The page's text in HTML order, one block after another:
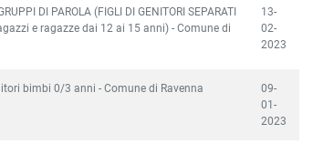
DI PAROLA (FIGLI DI GENITORI SEPARATI
e ragazze dai 12 ai 15 anni) - Comune di
13-
02-
2023
bimbi 0/3 anni - Comune di Ravenna
09-
01-
2023